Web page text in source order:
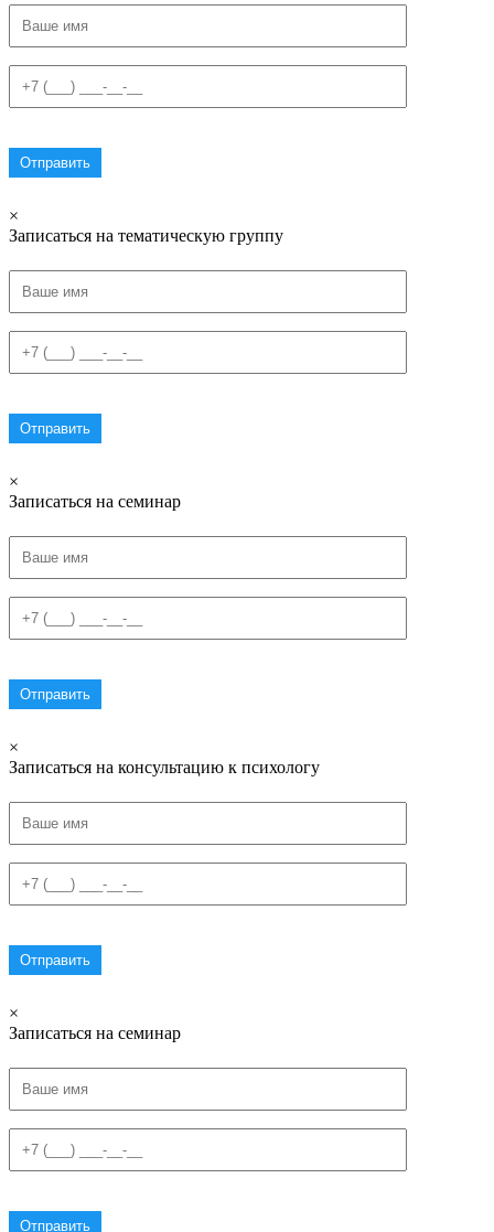
×
Записаться на тематическую группу
×
Записаться на семинар
×
Записаться на консультацию к психологу
×
Записаться на семинар